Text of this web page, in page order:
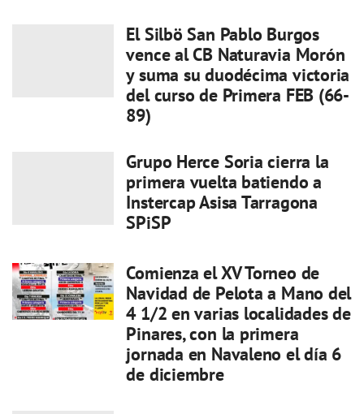
El Silbö San Pablo Burgos
vence al CB Naturavia Morón
y suma su duodécima victoria
del curso de Primera FEB (66-
89)
Grupo Herce Soria cierra la
primera vuelta batiendo a
Instercap Asisa Tarragona
SPiSP
Comienza el XV Torneo de
Navidad de Pelota a Mano del
4 1/2 en varias localidades de
Pinares, con la primera
jornada en Navaleno el día 6
de diciembre